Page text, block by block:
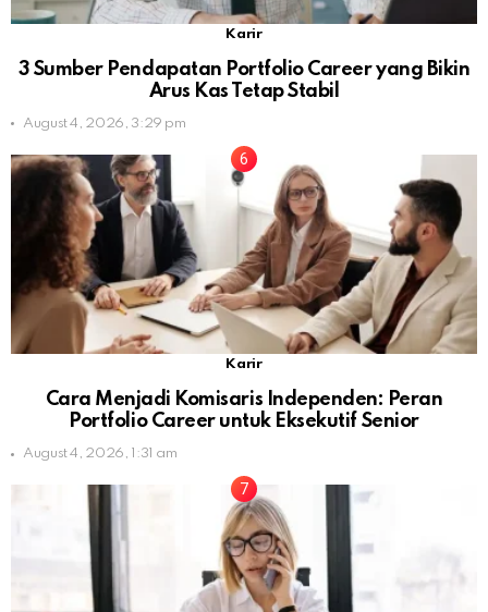
Karir
3 Sumber Pendapatan Portfolio Career yang Bikin
Arus Kas Tetap Stabil
August 4, 2026, 3:29 pm
Karir
Cara Menjadi Komisaris Independen: Peran
Portfolio Career untuk Eksekutif Senior
August 4, 2026, 1:31 am